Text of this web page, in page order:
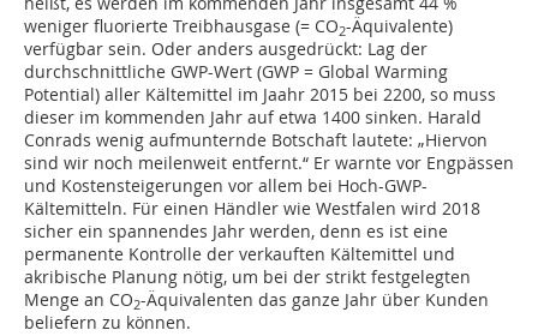
weniger fluorierte Treib­hausgase (= CO2-Äquivalente)
verfügbar sein. Oder anders ausgedrückt: Lag der
durchschnittliche GWP-Wert (GWP = Global Warming
Potential) aller Kältemittel im Jaahr 2015 bei 2200, so muss
dieser im kommenden Jahr auf etwa 1400 sinken. Harald
Conrads wenig aufmunternde Botschaft lautete: „Hiervon
sind wir noch meilenweit entfernt.“ Er warnte vor Engpässen
und Kostensteigerungen vor allem bei Hoch-GWP-
Kältemitteln. Für einen Händler wie Westfalen wird 2018
sicher ein spannendes Jahr werden, denn es ist eine
permanente Kontrolle der verkauften Kältemittel und
akribische Planung nötig, um bei der strikt festgelegten
Menge an CO2-Äquivalenten das ganze Jahr über Kunden
beliefern zu können.